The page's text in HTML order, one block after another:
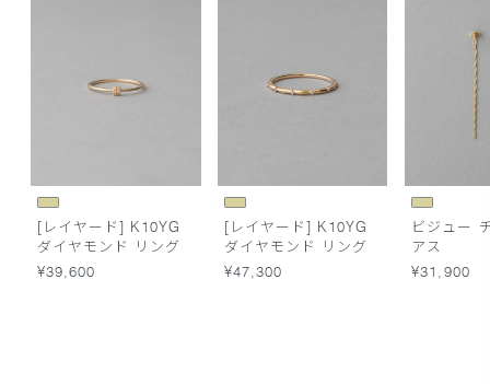
[レイヤード] K10YG
ダイヤモンド リング
¥39,600
[レイヤード] K10YG
ダイヤモンド リング
¥47,300
ビジュー
アス
¥31,900